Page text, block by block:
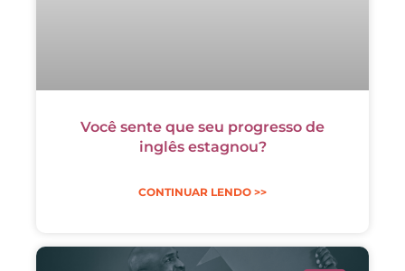
Você sente que seu progresso de
inglês estagnou?
CONTINUAR LENDO >>